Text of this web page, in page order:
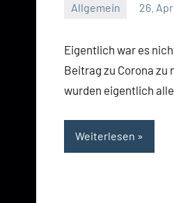
Allgemein 26.
Eigentlich war es
Beitrag zu Corona zu
wurden eigentlich
Weiterlesen